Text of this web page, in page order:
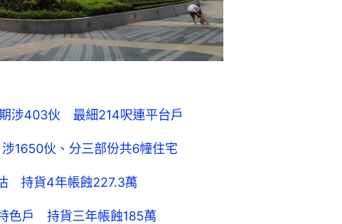
涉403伙 最細214呎連平台戶
1650伙、分三部份共6幢住宅
持貨4年帳蝕227.3萬
色戶 持貨三年帳蝕185萬